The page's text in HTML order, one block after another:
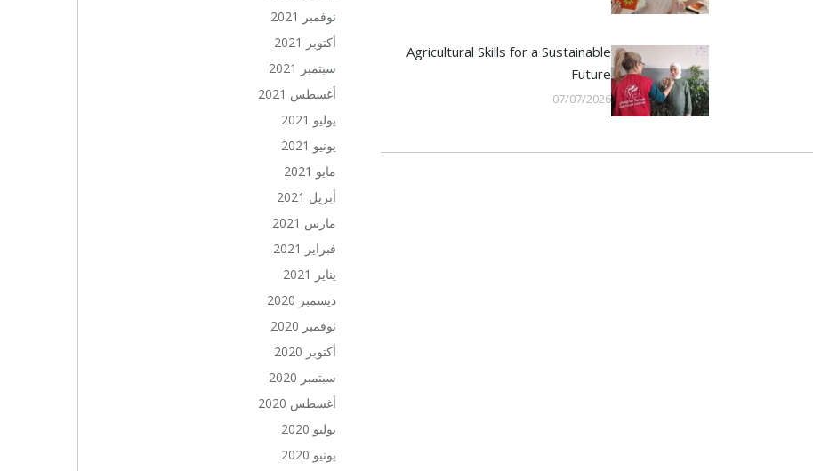
Agricultural Skills for a Sustainable
Future
07/07/2026
نوفمبر 2021
أكتوبر 2021
سبتمبر 2021
أغسطس 2021
يوليو 2021
يونيو 2021
مايو 2021
أبريل 2021
مارس 2021
فبراير 2021
يناير 2021
ديسمبر 2020
نوفمبر 2020
أكتوبر 2020
سبتمبر 2020
أغسطس 2020
يوليو 2020
يونيو 2020